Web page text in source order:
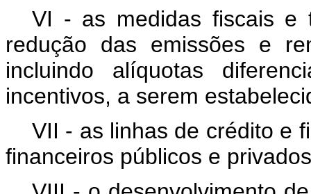
VI - as medidas fiscais e
redução das emissões e
incluindo alíquotas
incentivos, a serem
VII - as linhas de crédito e
financeiros públicos e